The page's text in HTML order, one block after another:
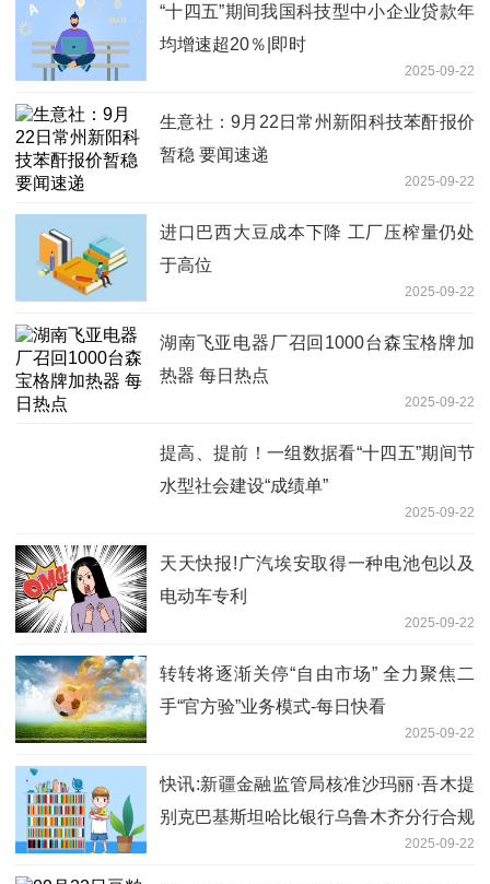
“十四五”期间我国科技型中小企业贷款年
均增速超20％|即时
2025-09-22
生意社：9月22日常州新阳科技苯酐报价
暂稳 要闻速递
2025-09-22
进口巴西大豆成本下降 工厂压榨量仍处
于高位
2025-09-22
湖南飞亚电器厂召回1000台森宝格牌加
热器 每日热点
2025-09-22
提高、提前！一组数据看“十四五”期间节
水型社会建设“成绩单”
2025-09-22
天天快报!广汽埃安取得一种电池包以及
电动车专利
2025-09-22
转转将逐渐关停“自由市场” 全力聚焦二
手“官方验”业务模式-每日快看
2025-09-22
快讯:新疆金融监管局核准沙玛丽·吾木提
别克巴基斯坦哈比银行乌鲁木齐分行合规
2025-09-22